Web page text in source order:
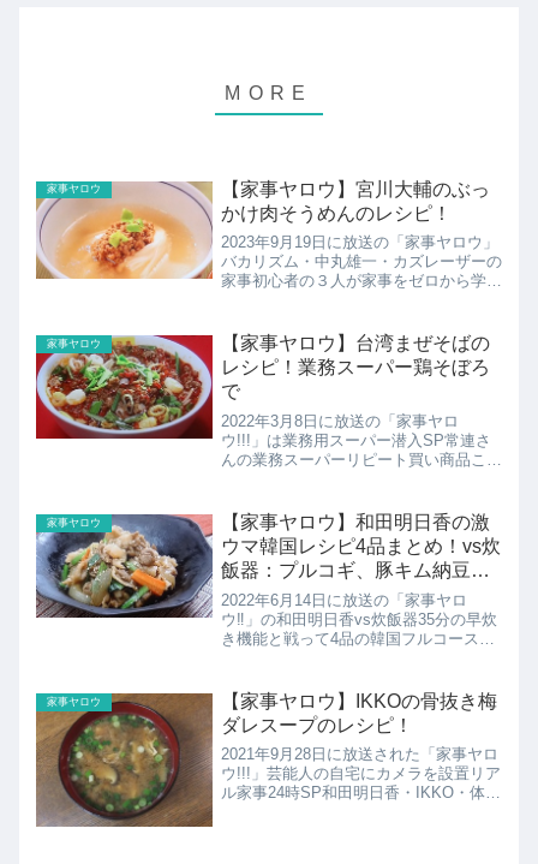
家事ヤロウ
【家事ヤロウ】宮川大輔のぶっ
かけ肉そうめんのレシピ！
2023年9月19日に放送の「家事ヤロウ」
バカリズム・中丸雄一・カズレーザーの
家事初心者の３人が家事をゼロから学ぶ
丸・大吉の絶品鶏すき鍋井上咲楽の塩麹
を使った鶏南蛮宮...
家事ヤロウ
【家事ヤロウ】台湾まぜそばの
レシピ！業務スーパー鶏そぼろ
で
2022年3月8日に放送の「家事ヤロ
ウ!!!」は業務用スーパー潜入SP常連さ
んの業務スーパーリピート買い商品こち
す！
家事ヤロウ
【家事ヤロウ】和田明日香の激
ウマ韓国レシピ4品まとめ！vs炊
飯器：プルコギ、豚キム納豆み
そ汁ほか
2022年6月14日に放送の「家事ヤロ
ウ‼」の和田明日香vs炊飯器35分の早炊
き機能と戦って4品の韓国フルコースづ
家事ヤロウ
【家事ヤロウ】IKKOの骨抜き梅
ダレスープのレシピ！
2021年9月28日に放送された「家事ヤロ
ウ!!!」芸能人の自宅にカメラを設置リア
ル家事24時SP和田明日香・IKKO・体操